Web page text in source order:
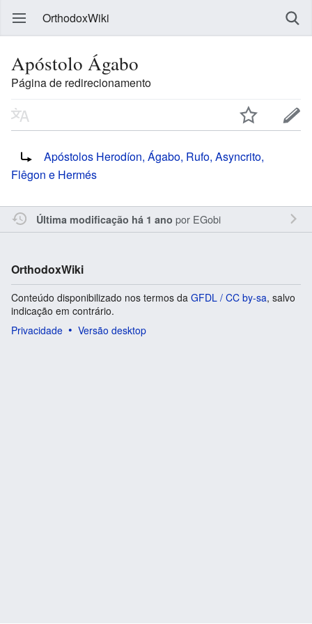
OrthodoxWiki
Apóstolo Ágabo
Página de redirecionamento
Apóstolos Herodíon, Ágabo, Rufo, Asyncrito,
Flêgon e Hermés
Última modificação há 1 ano por EGobi
OrthodoxWiki
Conteúdo disponibilizado nos termos da GFDL / CC by-sa, salvo
indicação em contrário.
Privacidade
Versão desktop